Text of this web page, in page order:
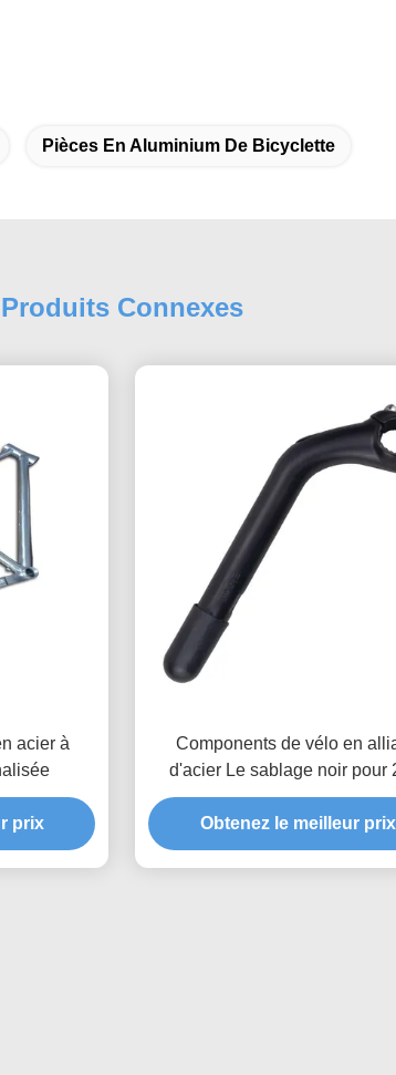
Pièces En Aluminium De Bicyclette
Produits Connexes
acier à
prix
Components de vélo en
d'acier Le sablage noir pour
Obtenez le meilleur prix